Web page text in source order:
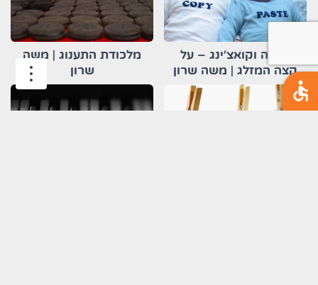
קבלה וקואצ'ינג – על
קצה המזלג | משה שרון
מלכודת התענוג | משה
שרון